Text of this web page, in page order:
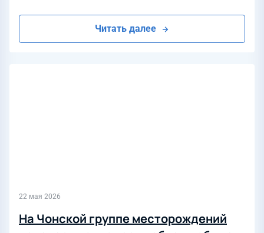
Читать далее
22 мая 2026
На Чонской группе месторождений